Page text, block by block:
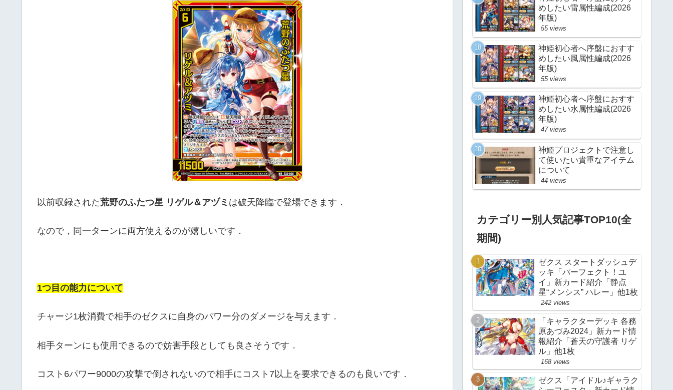
以前収録された荒野のふたつ星 リゲル＆アヅミ は破天降臨で登場できます．
なので，同一ターンに両方使えるのが嬉しいです．
1つ目の能力について
チャージ1枚消費で相手のゼクスに自身のパワー分のダメージを与えます．
相手ターンにも使用できるので妨害手段としても良さそうです．
コスト6パワー9000の攻撃で倒されないので相手にコスト7以上を要求できるのも良いです．
めしたい雷属性編成(2026
年版)
55 views
神姫初心者へ序盤におすす
めしたい風属性編成(2026
年版)
55 views
神姫初心者へ序盤におすす
めしたい水属性編成(2026
年版)
47 views
神姫プロジェクトで注意し
て使いたい貴重なアイテム
について
44 views
カテゴリー別人気記事TOP10(全
期間)
ゼクス スタートダッシュデ
ッキ「パーフェクト！ユ
イ」新カード紹介「静点
星“メンシス” ハレー」他1枚
242 views
「キャラクターデッキ 各務
原あづみ2024」新カード情
報紹介「蒼天の守護者 リゲ
ル」他1枚
168 views
ゼクス「アイドル♪ギャラク